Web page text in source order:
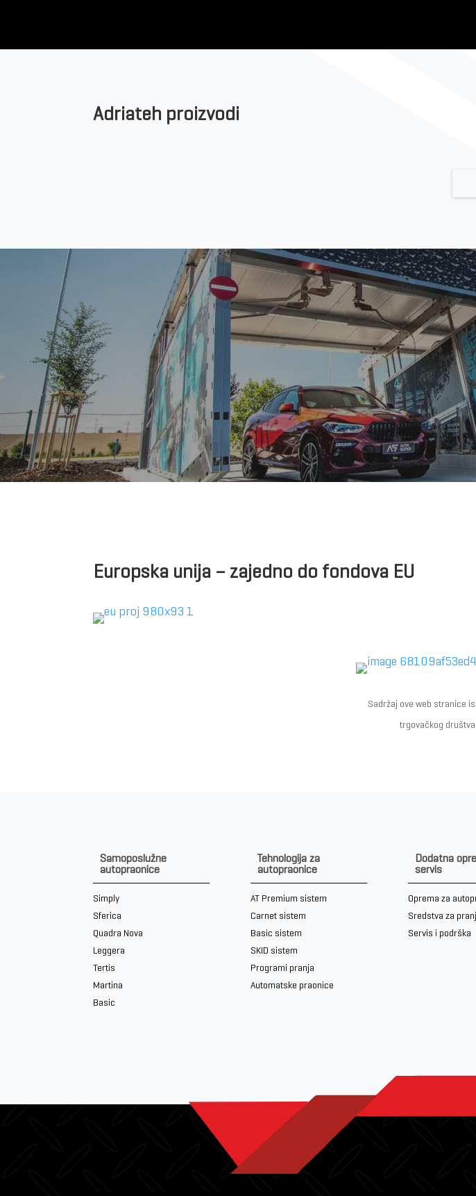
Adriateh proizvodi
Europska unija – zajedno do fondova EU
Sadržaj ove web stranice
trgovačkog društva
Samoposlužne
autopraonice
Simply
Sferica
Quadra Nova
Leggera
Tertis
Martina
Basic
Tehnologija za
autopraonice
AT Premium sistem
Carnet sistem
Basic sistem
SKID sistem
Programi pranja
Automatske praonice
Dodatna
servis
Oprema za
Sredstva za
Servis i podrška